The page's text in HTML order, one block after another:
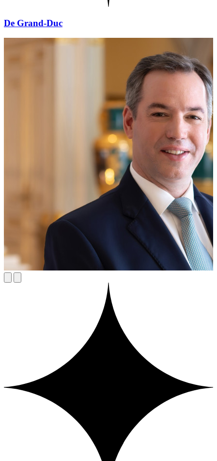
De Grand-Duc